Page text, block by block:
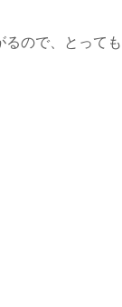
るので、とっても